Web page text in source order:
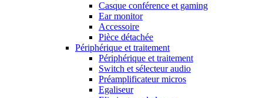
Casque conférence et gaming
Ear monitor
Accessoire
Pièce détachée
Périphérique et traitement
Périphérique et traitement
Switch et sélecteur audio
Préamplificateur micros
Egaliseur